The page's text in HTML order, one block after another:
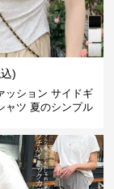
)
ッション サイドギ
ャツ 夏のシンプル